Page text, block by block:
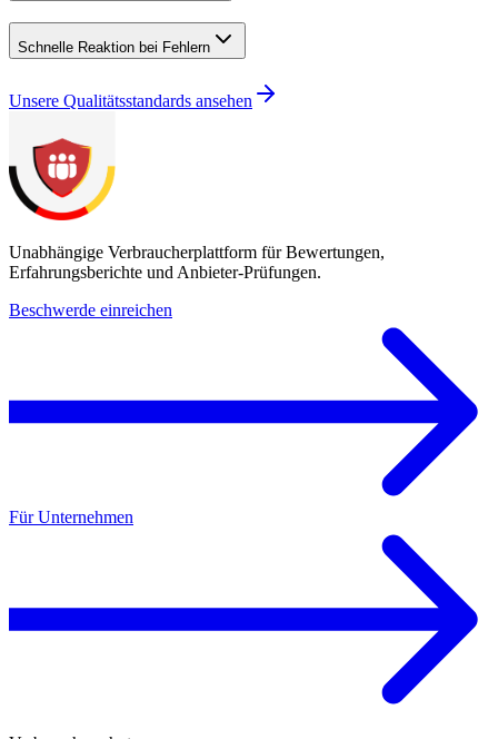
Schnelle Reaktion bei Fehlern
Unsere Qualitätsstandards ansehen
Unabhängige Verbraucherplattform für Bewertungen,
Erfahrungsberichte und Anbieter-Prüfungen.
Beschwerde einreichen
Für Unternehmen